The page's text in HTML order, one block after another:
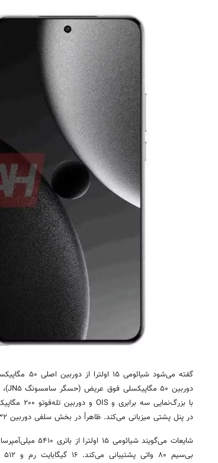
در پنل پشتی میزبانی می‌کند. ظاهراً در بخش سلفی دوربین ۳۲ مگاپیکسلی در نظر گرفته شده است.